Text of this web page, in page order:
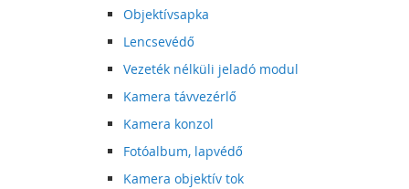
Objektívsapka
Lencsevédő
Vezeték nélküli jeladó modul
Kamera távvezérlő
Kamera konzol
Fotóalbum, lapvédő
Kamera objektív tok